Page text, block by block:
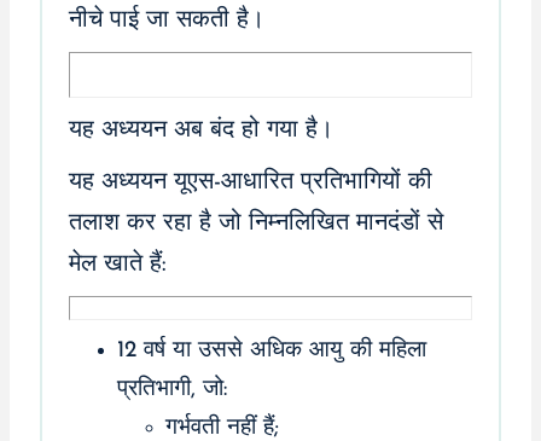
नीचे पाई जा सकती है।
यह अध्ययन अब बंद हो गया है।
यह अध्ययन यूएस-आधारित प्रतिभागियों की
तलाश कर रहा है जो निम्नलिखित मानदंडों से
मेल खाते हैं:
12 वर्ष या उससे अधिक आयु की महिला
प्रतिभागी, जो:
गर्भवती नहीं हैं;